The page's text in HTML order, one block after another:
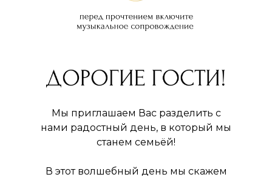
Мы приглашаем Вас разделить с
нами радостный день, в который мы
станем семьёй!
В этот волшебный день мы скажем